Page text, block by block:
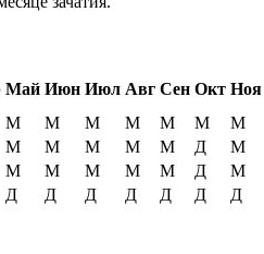
Май Июн Июл Авг Сен Окт Ноя
М М М М М М
М
М М М М М Д
М
М М М М М Д
М
Д Д Д Д Д Д Д